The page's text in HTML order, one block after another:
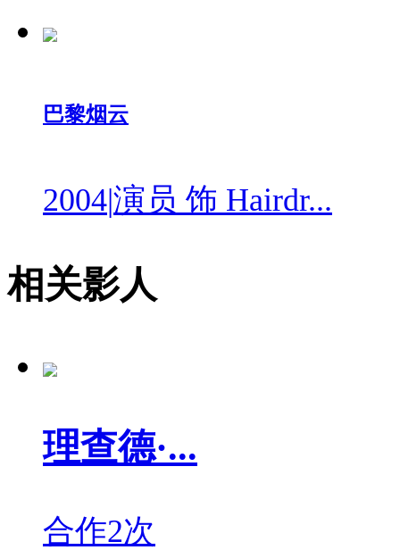
巴黎烟云
2004|演员 饰 Hairdr...
相关影人
理查德·...
合作2次